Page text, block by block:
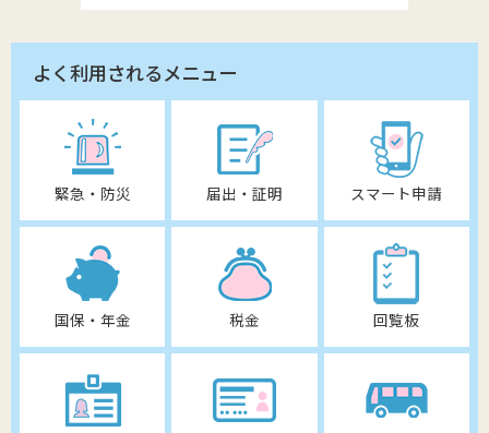
よく利用されるメニュー
緊急・防災 届出・証明 スマート申請
国保・年金 税金 回覧板